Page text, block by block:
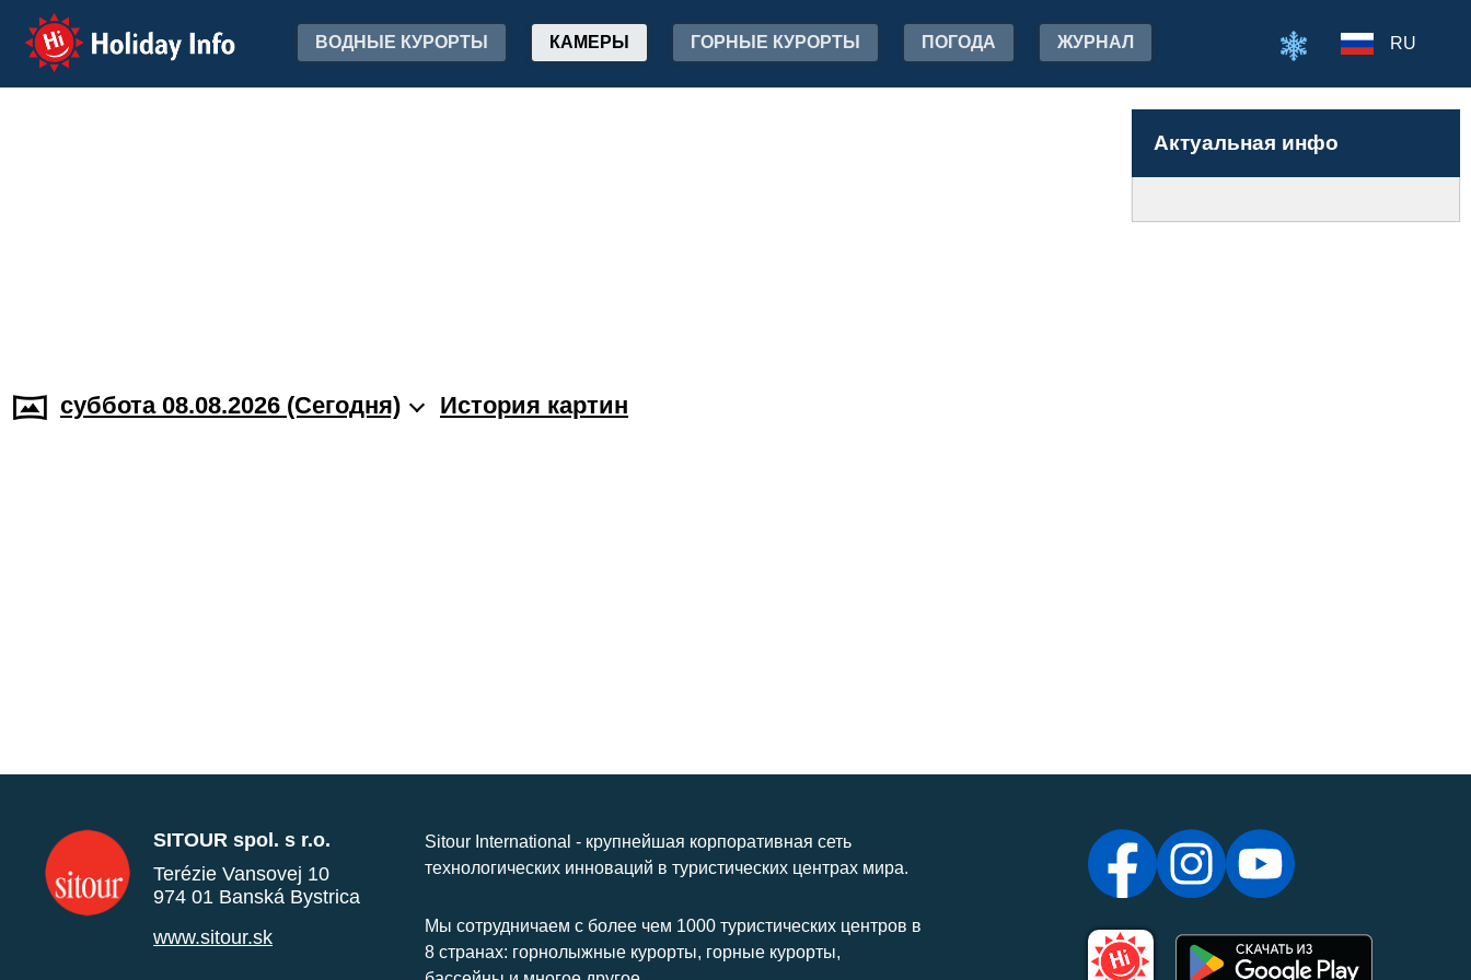
Holiday Info ВОДНЫЕ КУРОРТЫ КАМЕРЫ ГОРНЫЕ КУРОРТЫ ПОГОДА ЖУРНАЛ RU
Актуальная инфо
суббота 08.08.2026 (Cегодня) История картин
SITOUR spol. s r.o.
Terézie Vansovej 10
974 01 Banská Bystrica
www.sitour.sk
Sitour International - крупнейшая корпоративная сеть
технологических инноваций в туристических центрах мира.
Мы сотрудничаем с более чем 1000 туристических центров в
8 странах: горнолыжные курорты, горные курорты,